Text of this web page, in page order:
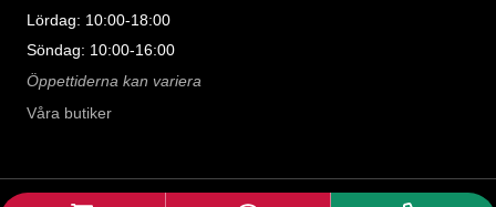
Lördag: 10:00-18:00
Söndag: 10:00-16:00
Öppettiderna kan variera
Våra butiker